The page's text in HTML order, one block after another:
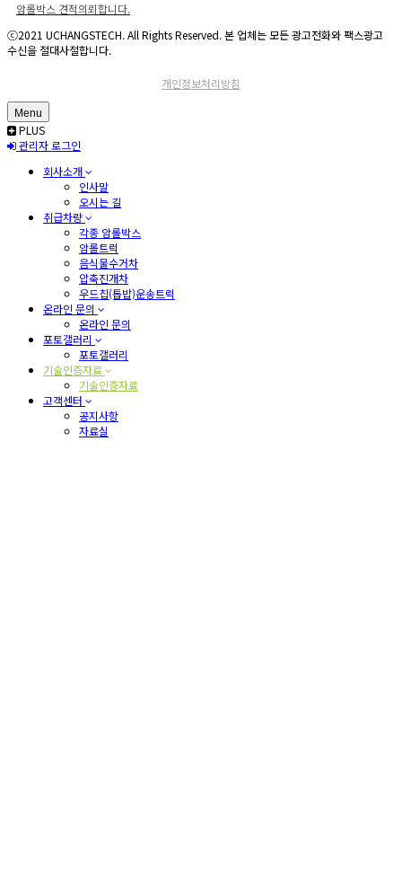
암롤박스 견적의뢰합니다.
ⓒ2021 UCHANGSTECH. All Rights Reserved. 본 업체는 모든 광고전화와 팩스광고
수신을 절대사절합니다.
개인정보처리방침
Menu
PLUS
관리자 로그인
회사소개
인사말
오시는 길
취급차량
각종 암롤박스
암롤트럭
음식물수거차
압축진개차
우드칩(톱밥)운송트럭
온라인 문의
온라인 문의
포토갤러리
포토갤러리
기술인증자료
기술인증자료
고객센터
공지사항
자료실